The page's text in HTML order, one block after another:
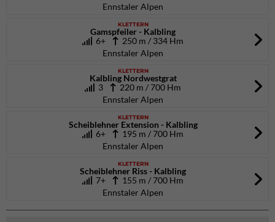
Ennstaler Alpen
KLETTERN
Gamspfeiler - Kalbling
6+
250 m / 334 Hm
Ennstaler Alpen
KLETTERN
Kalbling Nordwestgrat
3
220 m / 700 Hm
Ennstaler Alpen
KLETTERN
Scheiblehner Extension - Kalbling
6+
195 m / 700 Hm
Ennstaler Alpen
KLETTERN
Scheiblehner Riss - Kalbling
7+
155 m / 700 Hm
Ennstaler Alpen